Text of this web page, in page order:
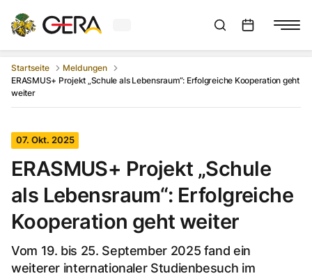
Aktuelles Wetter in GeraSuchleiste anzeigen
Startseite
Meldungen
ERASMUS+ Projekt „Schule als Lebensraum“: Erfolgreiche Kooperation geht
weiter
07. Okt. 2025
ERASMUS+ Projekt „Schule
als Lebensraum“: Erfolgreiche
Kooperation geht weiter
Vom 19. bis 25. September 2025 fand ein
weiterer internationaler Studienbesuch im